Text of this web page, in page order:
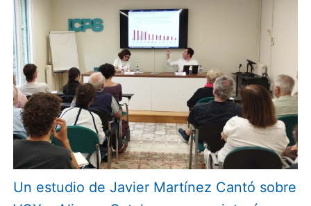
Un estudio de Javier Martínez Cantó sobre